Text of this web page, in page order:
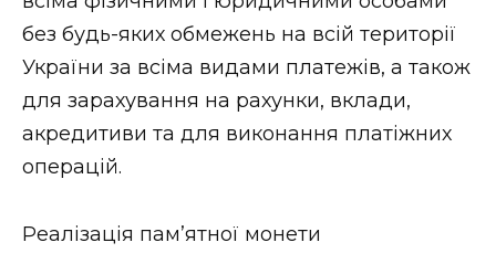
без будь-яких обмежень на всій території
України за всіма видами платежів, а також
для зарахування на рахунки, вклади,
акредитиви та для виконання платіжних
операцій.
Реалізація пам’ятної монети